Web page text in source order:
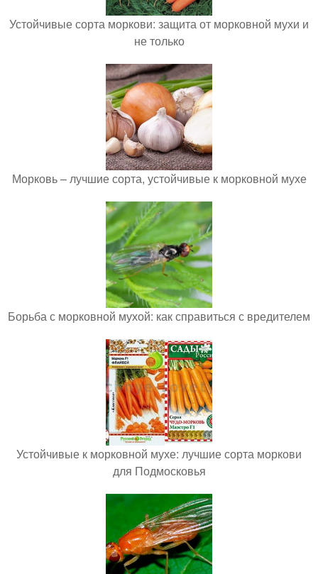
Устойчивые сорта моркови: защита от морковной мухи и
не только
Морковь – лучшие сорта, устойчивые к морковной мухе
Борьба с морковной мухой: как справиться с вредителем
Устойчивые к морковной мухе: лучшие сорта моркови
для Подмосковья